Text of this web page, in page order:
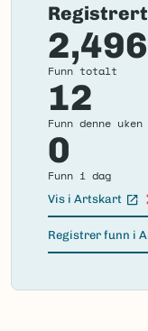
2,496
Funn totalt
12
Funn denne uken
0
Funn i dag
Vis i Artskart
(Ekstern lenke)
Registrer funn i
(Ekstern lenke)
Failed